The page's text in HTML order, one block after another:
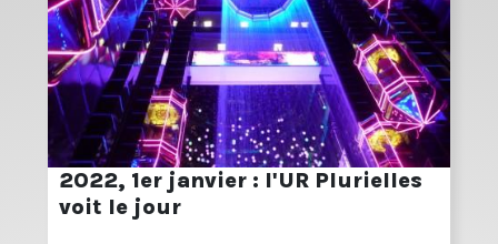
2022, 1er janvier : l'UR Plurielles
voit le jour